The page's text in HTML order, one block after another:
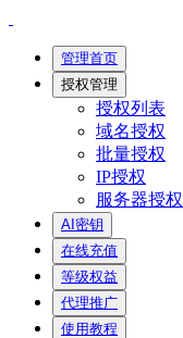
管理首页
授权管理
授权列表
域名授权
批量授权
IP授权
服务器授权
AI密钥
在线充值
等级权益
代理推广
使用教程